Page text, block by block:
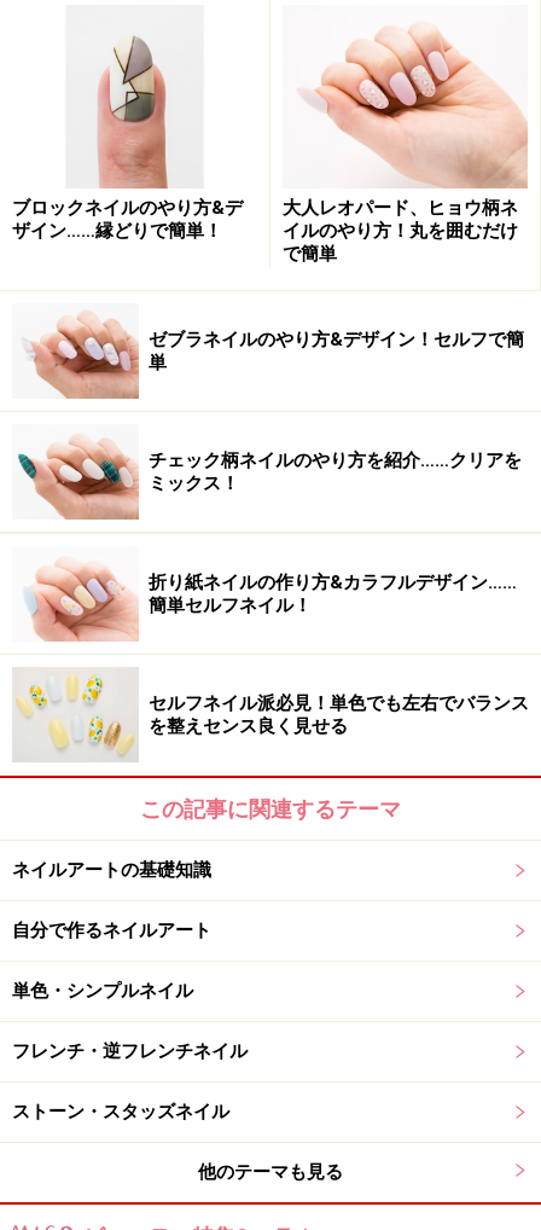
ラインテープは今季の必須アイテム
さりげないメタリックデザインに欠かせないラインテー
プ。太さのバリエーションがあると、よりデザインに奥
いゴールドのラインテープを引いて、スタッズやストー
ンをランダムに置いていきます。ゴールドのラメが入っ
た深みのあるボルドーと合わせ、深まっていく秋を堪能
して。
■フット
ゴールドラメの入ったマットな赤をベースに、先端には
ブリオンをブローチの様に置いて華やかさをプラス。
■ネイルアートデザイン製作■
uka表参道店
東京都渋谷区神宮前4-21-10 URA表参道2F
※記事内容は執筆時点のものです。最新の内容をご確認くださ
い。
※個人の体質、また、誤った方法による実践に起因して肌荒れや
不調を引き起こす場合があります。実践の際には、必ず自身の体
質及び健康状態を十分に考慮し、正しい方法で行ってください。
楽天市場でネイルアート用品をチェック！
ブロックネイルのやり方&デ
ザイン……縁どりで簡単！
大人レオパード、ヒョウ柄ネ
イルのやり方！丸を囲むだけ
で簡単
ゼブラネイルのやり方&デザイン！セルフで簡
単
チェック柄ネイルのやり方を紹介……クリアを
ミックス！
折り紙ネイルの作り方&カラフルデザイン……
簡単セルフネイル！
セルフネイル派必見！単色でも左右でバランス
を整えセンス良く見せる
この記事に関連するテーマ
ネイルアートの基礎知識
自分で作るネイルアート
単色・シンプルネイル
フレンチ・逆フレンチネイル
ストーン・スタッズネイル
他のテーマも見る